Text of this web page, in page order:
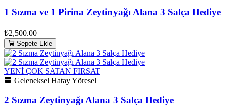
1 Sızma ve 1 Pirina Zeytinyağı Alana 3 Salça Hediye
₺2,500.00
Sepete Ekle
YENİ ÇOK SATAN FIRSAT
Geleneksel Hatay Yöresel
2 Sızma Zeytinyağı Alana 3 Salça Hediye